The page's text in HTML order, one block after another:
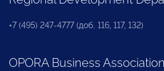
+7 (495) 247-4777 (доб. 116, 117, 132)
OPORA Business Association